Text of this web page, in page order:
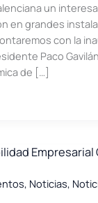
un
en grandes
con la
Paco
de […]
Empresarial
, Noticias,